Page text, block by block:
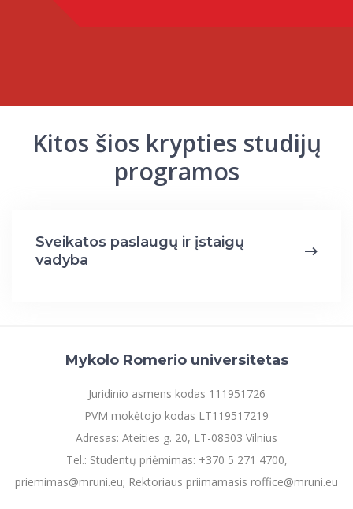
Kitos šios krypties studijų
programos
Sveikatos paslaugų ir įstaigų
vadyba
Mykolo Romerio universitetas
Juridinio asmens kodas 111951726
PVM mokėtojo kodas LT119517219
Adresas: Ateities g. 20, LT-08303 Vilnius
Tel.: Studentų priėmimas: +370 5 271 4700,
priemimas@mruni.eu; Rektoriaus priimamasis roffice@mruni.eu